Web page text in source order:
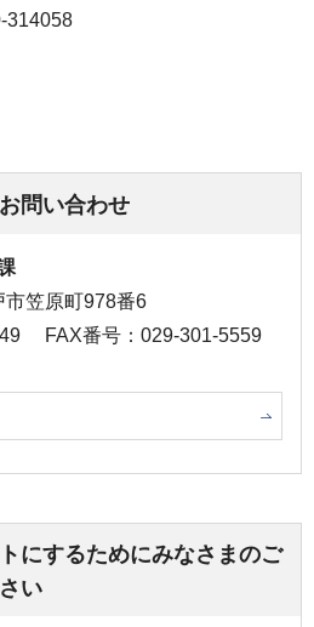
314058
問い合わせ
市笠原町978番6
FAX番号：029-301-5559
にするためにみなさまのご
い